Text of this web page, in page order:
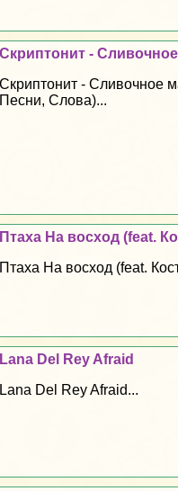
Скриптонит -
Скриптонит - Сливочное
Песни, Слова)...
Птаха На восход (feat.
Птаха На восход (feat.
Lana Del Rey Afraid
Lana Del Rey Afraid...